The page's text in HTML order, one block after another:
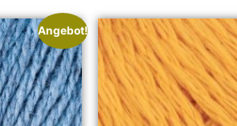
Angebot!